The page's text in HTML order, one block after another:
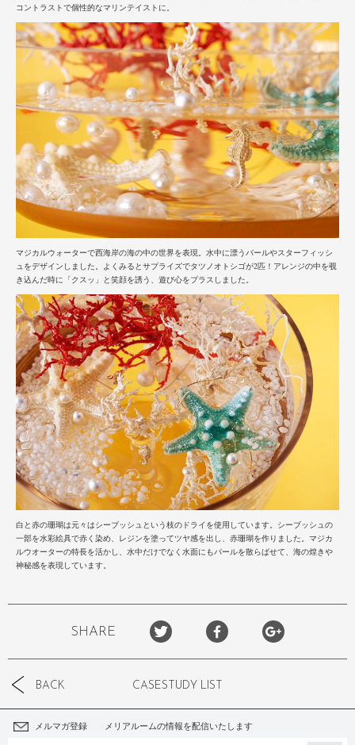
コントラストで個性的なマリンテイストに。
マジカルウォーターで西海岸の海の中の世界を表現。水中に漂うパールやスターフィッシ
ュをデザインしました。よくみるとサプライズでタツノオトシゴが2匹！アレンジの中を覗
き込んだ時に「クスッ」と笑顔を誘う、遊び心をプラスしました。
白と赤の珊瑚は元々はシーブッシュという枝のドライを使用しています。シーブッシュの
一部を水彩絵具で赤く染め、レジンを塗ってツヤ感を出し、赤珊瑚を作りました。マジカ
ルウオーターの特長を活かし、水中だけでなく水面にもパールを散らばせて、海の煌きや
神秘感を表現しています。
SHARE
BACK CASESTUDY LIST
メルマガ登録 メリアルームの情報を配信いたします